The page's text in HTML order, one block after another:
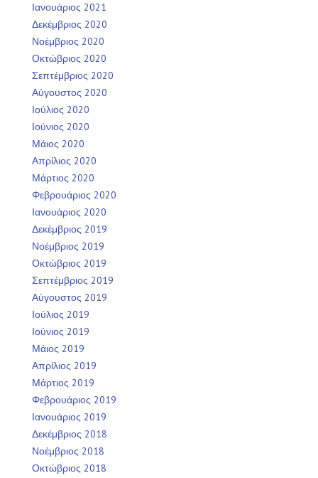
Ιανουάριος 2021
Δεκέμβριος 2020
Νοέμβριος 2020
Οκτώβριος 2020
Σεπτέμβριος 2020
Αύγουστος 2020
Ιούλιος 2020
Ιούνιος 2020
Μάιος 2020
Απρίλιος 2020
Μάρτιος 2020
Φεβρουάριος 2020
Ιανουάριος 2020
Δεκέμβριος 2019
Νοέμβριος 2019
Οκτώβριος 2019
Σεπτέμβριος 2019
Αύγουστος 2019
Ιούλιος 2019
Ιούνιος 2019
Μάιος 2019
Απρίλιος 2019
Μάρτιος 2019
Φεβρουάριος 2019
Ιανουάριος 2019
Δεκέμβριος 2018
Νοέμβριος 2018
Οκτώβριος 2018